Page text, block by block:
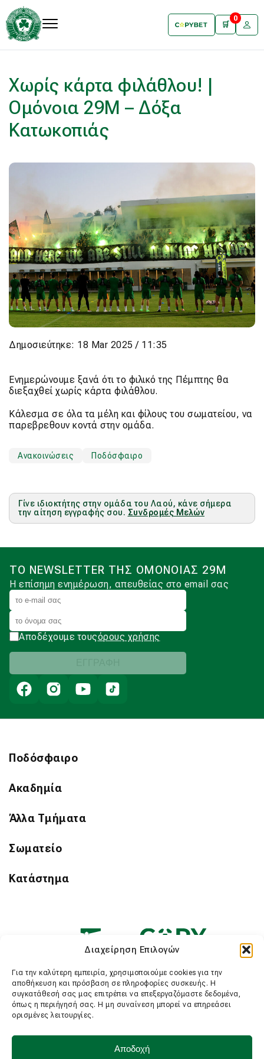
Διαχείρηση Επιλογών
Για την καλύτερη εμπειρία, χρησιμοποιούμε cookies για την
αποθήκευση και πρόσβαση σε πληροφορίες συσκευής. Η
συγκατάθεσή σας μας επιτρέπει να επεξεργαζόμαστε δεδομένα,
όπως η περιήγησή σας. Η μη συναίνεση μπορεί να επηρεάσει
ορισμένες λειτουργίες.
Αποδοχή
🛒
0
Χωρίς κάρτα φιλάθλου! |
Ομόνοια 29Μ – Δόξα
Κατωκοπιάς
Δημοσιεύτηκε: 18 Mar 2025 / 11:35
Ενημερώνουμε ξανά ότι το φιλικό της Πέμπτης θα
διεξαχθεί χωρίς κάρτα φιλάθλου.
Κάλεσμα σε όλα τα μέλη και φίλους του σωματείου, να
παρεβρεθουν κοντά στην ομάδα.
Ανακοινώσεις Ποδόσφαιρο
Γίνε ιδιοκτήτης στην ομάδα του Λαού, κάνε σήμερα
την αίτηση εγγραφής σου. Συνδρομές Μελών
ΤΟ NEWSLETTER ΤΗΣ ΟΜΟΝΟΙΑΣ 29Μ
Η επίσημη ενημέρωση, απευθείας στο email σας
Αποδέχουμε τουςόρους χρήσης
Ποδόσφαιρο
Ακαδημία
Άλλα Τμήματα
Σωματείο
Κατάστημα